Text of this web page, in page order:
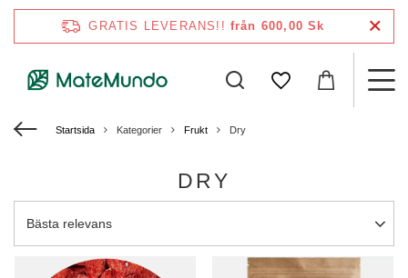
GRATIS LEVERANS!! från 600,00 Sk
Startsida Kategorier Frukt Dry
DRY
Ändra sortering
Bästa relevans